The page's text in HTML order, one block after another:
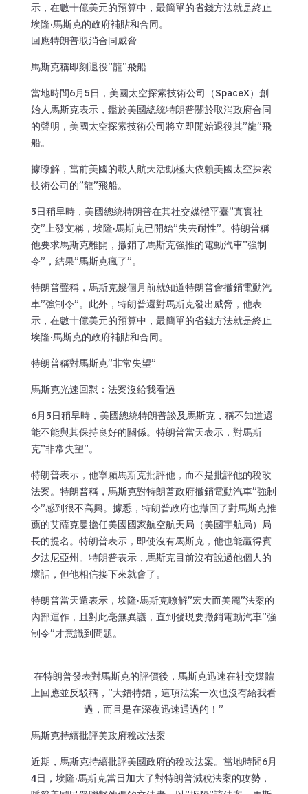
示，在數十億美元的預算中，最簡單的省錢方法就是終止
埃隆·馬斯克的政府補貼和合同。
回應特朗普取消合同威脅
馬斯克稱即刻退役”龍”飛船
當地時間6月5日，美國太空探索技術公司（SpaceX）創
始人馬斯克表示，鑑於美國總統特朗普關於取消政府合同
的聲明，美國太空探索技術公司將立即開始退役其”龍”飛
船。
據瞭解，當前美國的載人航天活動極大依賴美國太空探索
技術公司的”龍”飛船。
5日稍早時，美國總統特朗普在其社交媒體平臺”真實社
交”上發文稱，埃隆·馬斯克已開始”失去耐性”。特朗普稱
他要求馬斯克離開，撤銷了馬斯克強推的電動汽車”強制
令”，結果”馬斯克瘋了”。
特朗普聲稱，馬斯克幾個月前就知道特朗普會撤銷電動汽
車”強制令”。此外，特朗普還對馬斯克發出威脅，他表
示，在數十億美元的預算中，最簡單的省錢方法就是終止
埃隆·馬斯克的政府補貼和合同。
特朗普稱對馬斯克”非常失望”
馬斯克光速回懟：法案沒給我看過
6月5日稍早時，美國總統特朗普談及馬斯克，稱不知道還
能不能與其保持良好的關係。特朗普當天表示，對馬斯
克”非常失望”。
特朗普表示，他寧願馬斯克批評他，而不是批評他的稅改
法案。特朗普稱，馬斯克對特朗普政府撤銷電動汽車”強制
令”感到很不高興。據悉，特朗普政府也撤回了對馬斯克推
薦的艾薩克曼擔任美國國家航空航天局（美國宇航局）局
長的提名。特朗普表示，即使沒有馬斯克，他也能贏得賓
夕法尼亞州。特朗普表示，馬斯克目前沒有說過他個人的
壞話，但他相信接下來就會了。
特朗普當天還表示，埃隆·馬斯克暸解”宏大而美麗”法案的
內部運作，且對此毫無異議，直到發現要撤銷電動汽車”強
制令”才意識到問題。
在特朗普發表對馬斯克的評價後，馬斯克迅速在社交媒體
上回應並反駁稱，”大錯特錯，這項法案一次也沒有給我看
過，而且是在深夜迅速通過的！”
馬斯克持續批評美政府稅改法案
近期，馬斯克持續批評美國政府的稅改法案。當地時間6月
4日，埃隆·馬斯克當日加大了對特朗普減稅法案的攻勢，